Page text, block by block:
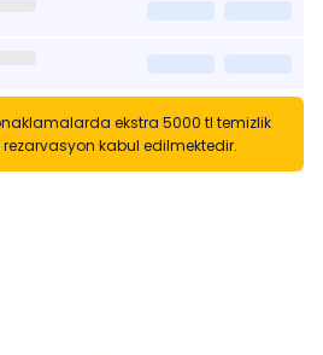
ekstra 5000 tl temizlik
rezarvasyon kabul edilmektedir.